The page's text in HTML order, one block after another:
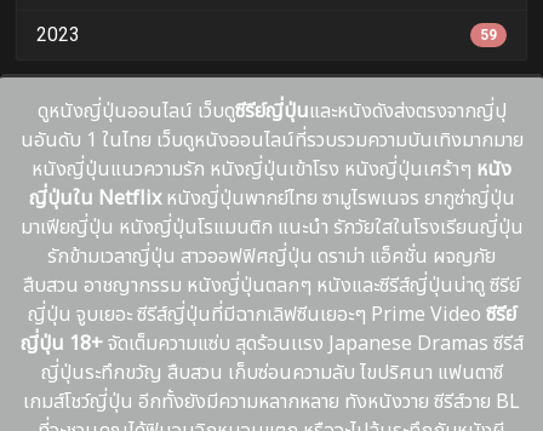
2023 59
ดูหนังญี่ปุ่นออนไลน์ เว็บดูซีรีย์ญี่ปุ่นและหนังดังส่งตรงจากญี่ปุ
นอันดับ 1 ในไทย เว็บดูหนังออนไลน์ที่รวบรวมความบันเทิงมากมาย
หนังญี่ปุ่นแนวความรัก หนังญี่ปุ่นเข้าโรง หนังญี่ปุ่นเศร้าๆ หนัง
ญี่ปุ่นใน Netflixหนังญี่ปุ่นพากย์ไทย ซามูไรพเนจร ยากูซ่าญี่ปุ่น
มาเฟียญี่ปุ่น หนังญี่ปุ่นโรแมนติก แนะนํา รักวัยใสในโรงเรียนญี่ปุ่น
รักข้ามเวลาญี่ปุ่น สาวออฟฟิศญี่ปุ่น ดราม่า แอ็คชั่น ผจญภัย
สืบสวน อาชญากรรม หนังญี่ปุ่นตลกๆ หนังและซีรีส์ญี่ปุ่นน่าดู ซีรีย์
ญี่ปุ่น จูบเยอะ ซีรีส์ญี่ปุ่นที่มีฉากเลิฟซีนเยอะๆ Prime Video ซีรีย์
ญี่ปุ่น 18+จัดเต็มความแซ่บ สุดร้อนเเรง Japanese Dramas ซีรีส์
ญี่ปุ่นระทึกขวัญ สืบสวน เก็บซ่อนความลับ ไขปริศนา แฟนตาซี
เกมส์โชว์ญี่ปุ่น อีกทั้งยังมีความหลากหลาย ทังหนังวาย ซีรีส์วาย BL